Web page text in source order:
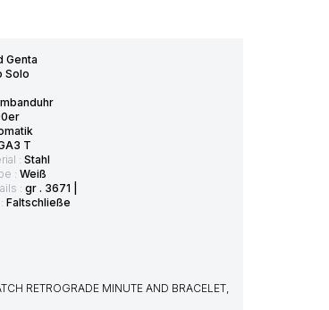
Genta
Solo
T
: Stahl
: Weiß
: gr . 3671 |
Faltschließe
RETROGRADE MINUTE AND BRACELET,